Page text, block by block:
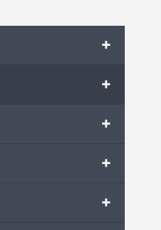
+
+
+
+
+